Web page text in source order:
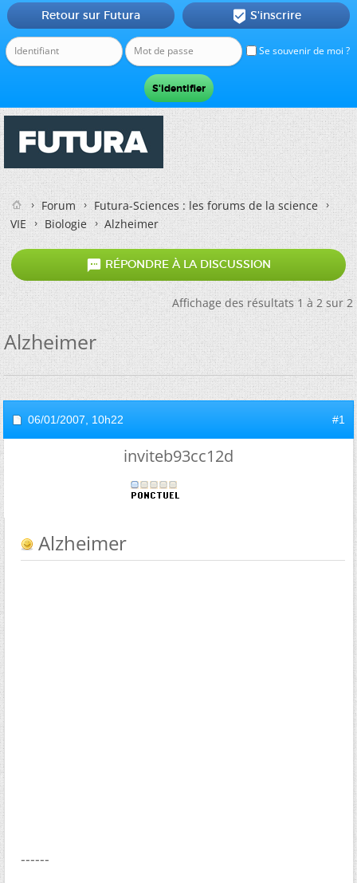
Se souvenir de moi ?
Retour sur Futura  S'inscrire
Forum
Futura-Sciences : les forums de la science
VIE
Biologie Alzheimer
 RÉPONDRE À LA DISCUSSION
Affichage des résultats 1 à 2 sur 2
Alzheimer
06/01/2007, 10h22 #1
inviteb93cc12d
Alzheimer
------